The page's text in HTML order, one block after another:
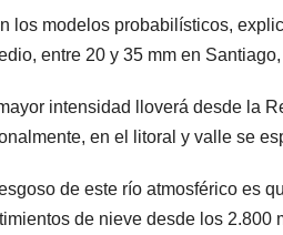
los modelos probabilísticos,
entre 20 y 35 mm en
intensidad lloverá desde la
en el litoral y valle se
de este río atmosférico es
de nieve desde los 2.800